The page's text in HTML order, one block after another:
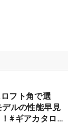
フト角で選
ルの性能早見
#ギアカタログ